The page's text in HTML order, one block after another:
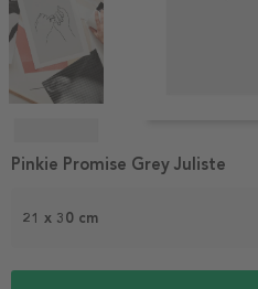
1
21 x 30 cm
Pinkie Promise Grey Juliste